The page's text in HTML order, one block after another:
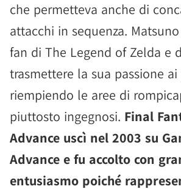
che permetteva anche di
attacchi in sequenza.
fan di The Legend of Zelda e
trasmettere la sua passione
riempiendo le aree di
piuttosto ingegnosi. Final
Advance uscì nel 2003 su
Advance e fu accolto con
entusiasmo poiché